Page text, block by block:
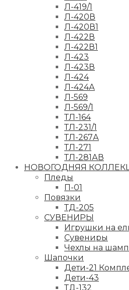
Л-419/1
Л-420В
Л-420В1
Л-422В
Л-422В1
Л-423
Л-423В
Л-424
Л-424А
Л-569
Л-569/1
ТЛ-164
ТЛ-231/1
ТЛ-267А
ТЛ-271
ТЛ-281АВ
НОВОГОДНЯЯ
Пледы
П-01
Повязки
ТД-205
СУВЕНИРЫ
Игрушки на
Сувениры
Чехлы на
Шапочки
Дети-21
Дети-43
ТД-132